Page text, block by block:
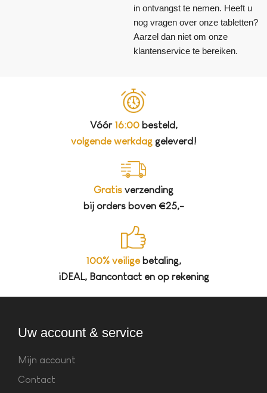
in ontvangst te nemen. Heeft u
nog vragen over onze tabletten?
Aarzel dan niet om onze
klantenservice te bereiken.
Vóór 16:00besteld,
volgende werkdaggeleverd!
Gratis verzending
bij orders boven €25,-
100% veiligebetaling,
iDEAL, Bancontact en op rekening
Uw account & service
Mijn account
Contact